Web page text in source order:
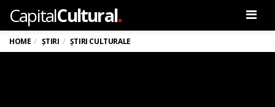
CapitalCultural.
HOME ȘTIRI ȘTIRI CULTURALE